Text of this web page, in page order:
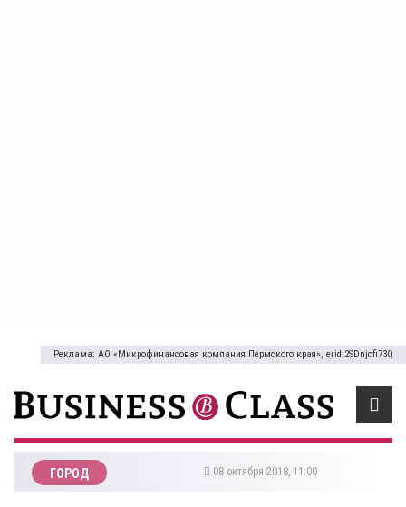
Реклама: АО «Микрофинансовая компания Пермского края», erid:2SDnjcfi73Q
ГОРОД 08 октября 2018, 11:00